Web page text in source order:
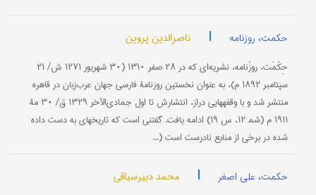
حکمت، روزنامه | ناصرالدین پروین
حِکْمَت، روزْنامه، نشریه‌ای که در ۲۸ صفر ۱۳۱۰ (۳۰ شهریور ۱۲۷۱ ش/ ۲۱
سپتامبر ۱۸۹۲ م)، به عنوان نخستین روزنامۀ فارسی جهان عرب‌زبان در قاهره
منتشر شد و با وقفه‎هایی دراز، انتشارش تا اول جمادی‌الآخر ۱۳۲۹ ق/ ۳۰ مۀ
۱۹۱۱ م (شم‍ ۱۲، س ۱۹) ادامه یافت. گفتنی است که تاریخهای به دست داده
شده در برخی از منابع نادرست است (...
حکمت، علی اصغر | محمد دبیرسیاقی